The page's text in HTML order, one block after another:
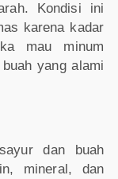
Kondisi ini
karena kadar
mau minum
yang alami
dan buah
mineral, dan